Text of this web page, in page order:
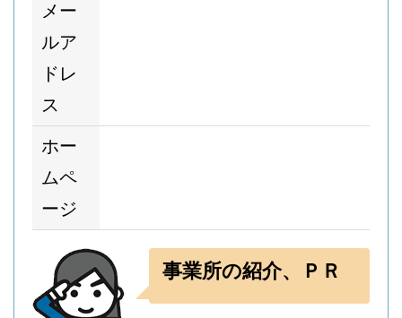
メー
ルア
ドレ
ス
ホー
ムペ
ージ
事業所の紹介、ＰＲ